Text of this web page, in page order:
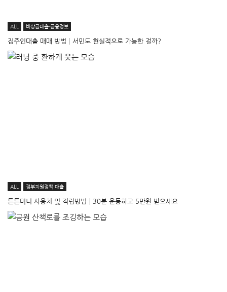
ALL 비상금대출·금융정보
집주인대출 매매 방법│서민도 현실적으로 가능한 걸까?
ALL 정부지원정책·대출
튼튼머니 사용처 및 적립방법│30분 운동하고 5만원 받으세요